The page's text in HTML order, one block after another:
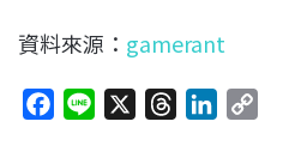
資料來源： gamerant